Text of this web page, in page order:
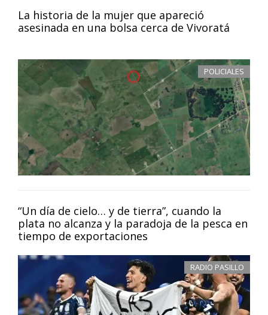
La historia de la mujer que apareció
asesinada en una bolsa cerca de Vivoratá
POLICIALES
“Un día de cielo… y de tierra”, cuando la
plata no alcanza y la paradoja de la pesca en
tiempo de exportaciones
RADIO PASILLO